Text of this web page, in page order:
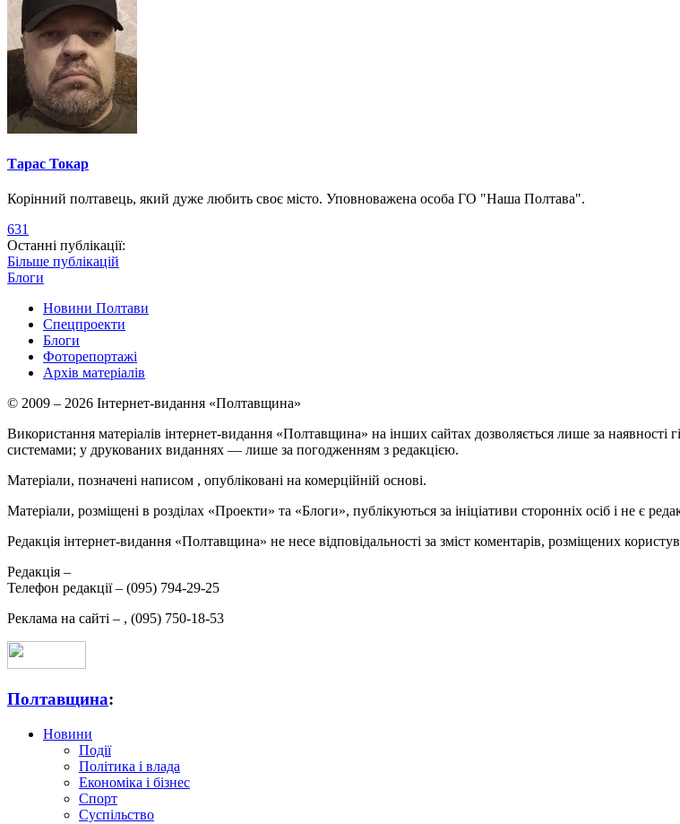
Тарас Токар
Корінний полтавець, який дуже любить своє місто. Уповноважена особа ГО "Наша Полтава".
631
Останні публікації:
Більше публікацій
Блоги
Новини Полтави
Спецпроекти
Блоги
Фоторепортажі
Архів матеріалів
© 2009 – 2026 Інтернет-видання «Полтавщина»
Використання матеріалів інтернет-видання «Полтавщина» на інших сайтах дозволяється лише за наявності
системами; у друкованих виданнях — лише за погодженням з редакцією.
Матеріали, позначені написом , опубліковані на комерційній основі.
Матеріали, розміщені в розділах «Проекти» та «Блоги», публікуються за ініціативи сторонніх осіб і не є
Редакція інтернет-видання «Полтавщина» не несе відповідальності за зміст коментарів, розміщених
Редакція –
Телефон редакції – (095) 794-29-25
Реклама на сайті – , (095) 750-18-53
Полтавщина:
Новини
Події
Політика і влада
Економіка і бізнес
Спорт
Суспільство